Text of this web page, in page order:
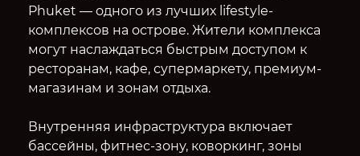
Phuket — одного из лучших lifestyle-
комплексов на острове. Жители комплекса
могут наслаждаться быстрым доступом к
ресторанам, кафе, супермаркету, премиум-
магазинам и зонам отдыха.
Внутренняя инфраструктура включает
бассейны, фитнес-зону, коворкинг, зоны